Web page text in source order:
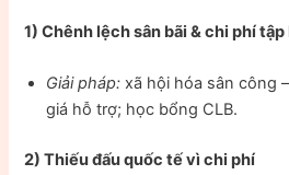
1) Chênh lệch sân bãi & chi phí
Giải pháp: xã hội hóa sân công
giá hỗ trợ; học bổng CLB.
2) Thiếu đấu quốc tế vì chi phí